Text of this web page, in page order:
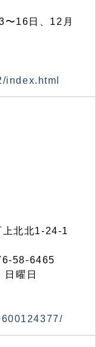
〜16日、12月
index.html
北北1-24-1
58-6465
曜日